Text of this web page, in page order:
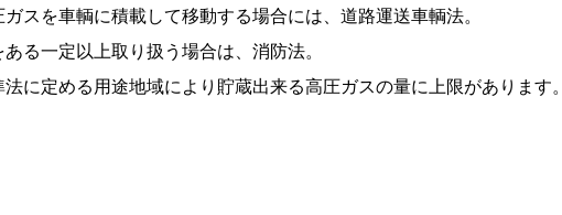
スを車輌に積載して移動する場合には、道路運送車輌法。
る一定以上取り扱う場合は、消防法。
法に定める用途地域により貯蔵出来る高圧ガスの量に上限があります。